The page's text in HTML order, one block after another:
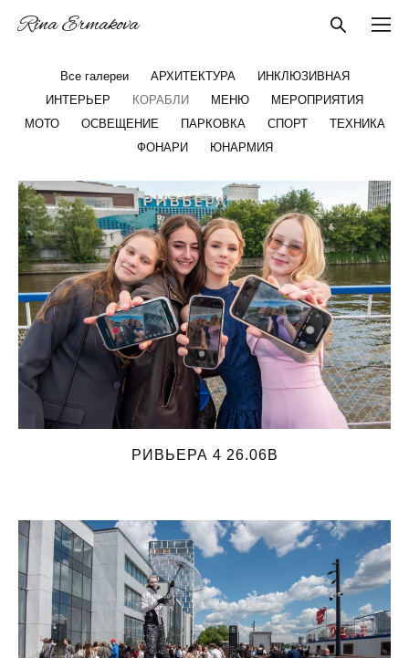
Rina Ermakova
Все галереи АРХИТЕКТУРА
ИНКЛЮЗИВНАЯ
ИНТЕРЬЕР
КОРАБЛИ МЕНЮ
МЕРОПРИЯТИЯ
МОТО
ОСВЕЩЕНИЕ ПАРКОВКА СПОРТ
ТЕХНИКА
ФОНАРИ
ЮНАРМИЯ
РИВЬЕРА 4 26.06В